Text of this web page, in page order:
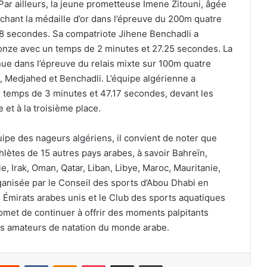
ailleurs, la jeune prometteuse Imene Zitouni, âgée
la médaille d’or dans l’épreuve du 200m quatre
secondes. Sa compatriote Jihene Benchadli a
avec un temps de 2 minutes et 27.25 secondes. La
dans l’épreuve du relais mixte sur 100m quatre
et Benchadli. L’équipe algérienne a
de 3 minutes et 47.17 secondes, devant les
et à la troisième place.
des nageurs algériens, il convient de noter que
de 15 autres pays arabes, à savoir Bahreïn,
Irak, Oman, Qatar, Liban, Libye, Maroc, Mauritanie,
par le Conseil des sports d’Abou Dhabi en
arabes unis et le Club des sports aquatiques
de continuer à offrir des moments palpitants
amateurs de natation du monde arabe.
Reddit VKontakteOdnoklassniki
Pocket Partager par email Imprimer